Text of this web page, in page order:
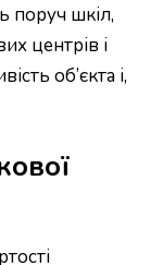
поруч шкіл,
центрів і
об’єкта і,